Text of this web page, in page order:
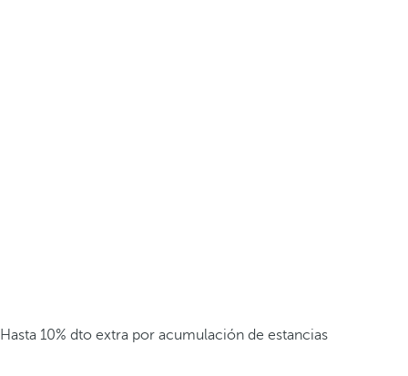
Hasta 10% dto extra por acumulación de estancias